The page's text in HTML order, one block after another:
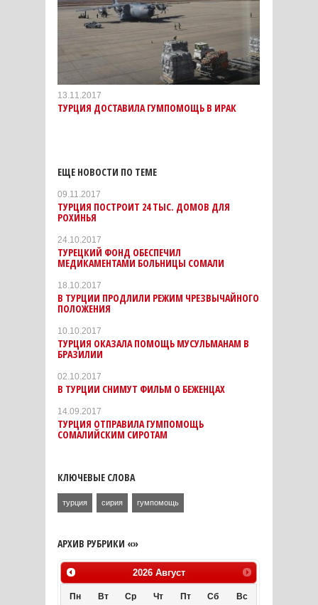
13.11.2017
ТУРЦИЯ ДОСТАВИЛА ГУМПОМОЩЬ В ИРАК
ЕЩЕ НОВОСТИ ПО ТЕМЕ
09.11.2017
ТУРЦИЯ ПОСТРОИТ 24 ТЫС. ДОМОВ ДЛЯ
РОХИНЬЯ
24.10.2017
ТУРЕЦКИЙ ФОНД ОБЕСПЕЧИЛ
МЕДИКАМЕНТАМИ БОЛЬНИЦЫ СОМАЛИ
18.10.2017
В ТУРЦИИ ПРОДЛИЛИ РЕЖИМ ЧРЕЗВЫЧАЙНОГО
ПОЛОЖЕНИЯ
10.10.2017
ТУРЦИЯ ОКАЗАЛА ПОМОЩЬ МУСУЛЬМАНАМ В
БРАЗИЛИИ
02.10.2017
В ТУРЦИИ СНИМУТ ФИЛЬМ О БЕЖЕНЦАХ
14.09.2017
ТУРЦИЯ ОТПРАВИЛА ГУМПОМОЩЬ
СОМАЛИЙСКИМ СИРОТАМ
КЛЮЧЕВЫЕ СЛОВА
турция сирия гумпомощь
АРХИВ РУБРИКИ «»
2026 Август
Пн Вт Ср Чт Пт Сб Вс